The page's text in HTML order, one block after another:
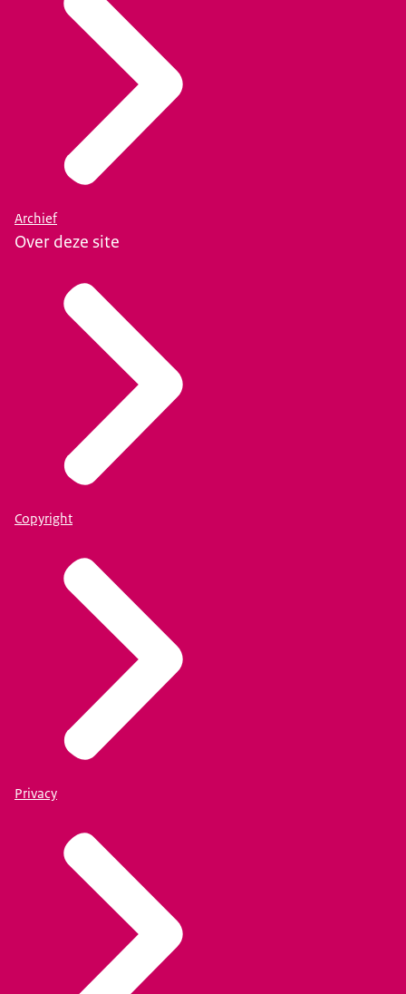
Archief
Over deze site
Copyright
Privacy